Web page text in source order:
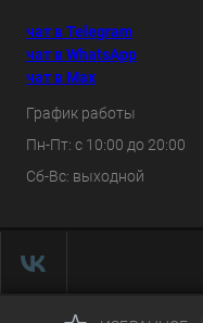
чат в Telegram
чат в WhatsApp
чат в Max
График работы
Пн-Пт: с 10:00 до 20:00
Сб-Вс: выходной